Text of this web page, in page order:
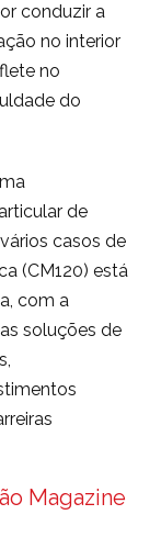
conduzir a
no interior
no
do
de
casos de
(CM120) está
com a
soluções de
Magazine